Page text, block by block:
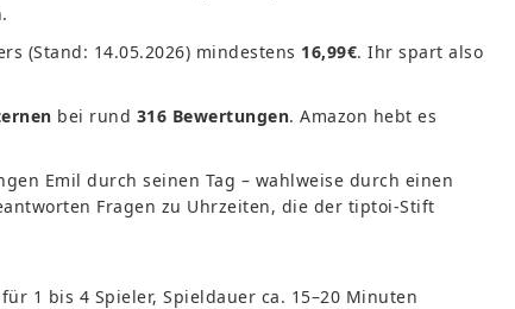
(Stand: 14.05.2026) mindestens 16,99€. Ihr spart also
bei rund 316 Bewertungen. Amazon hebt es
Emil durch seinen Tag – wahlweise durch einen
Fragen zu Uhrzeiten, die der tiptoi-Stift
für 1 bis 4 Spieler, Spieldauer ca. 15–20 Minuten